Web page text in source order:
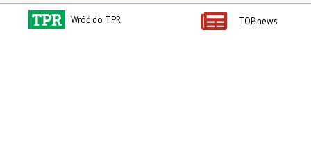
Kącik Samotnych Serc
Wróć do TPR TOP news